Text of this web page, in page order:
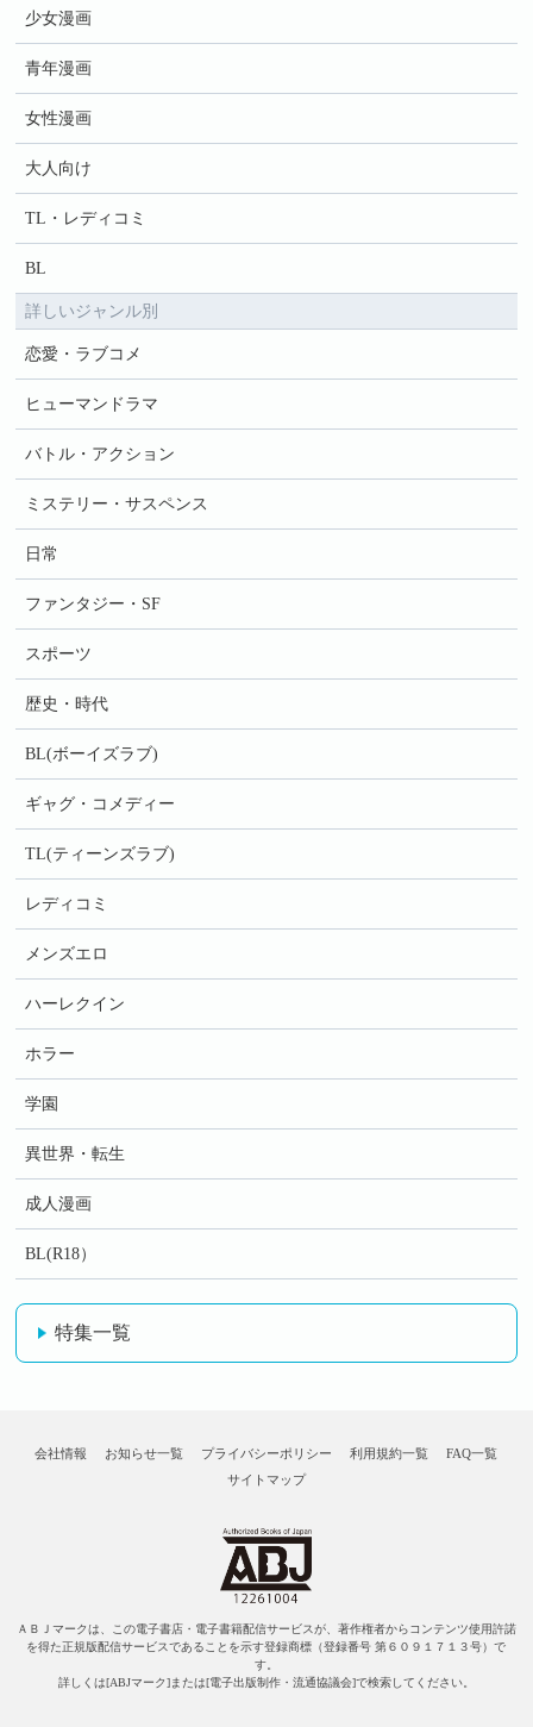
少女漫画
青年漫画
女性漫画
大人向け
TL・レディコミ
BL
詳しいジャンル別
恋愛・ラブコメ
ヒューマンドラマ
バトル・アクション
ミステリー・サスペンス
日常
ファンタジー・SF
スポーツ
歴史・時代
BL(ボーイズラブ)
ギャグ・コメディー
TL(ティーンズラブ)
レディコミ
メンズエロ
ハーレクイン
ホラー
学園
異世界・転生
成人漫画
BL(R18）
特集一覧
会社情報 お知らせ一覧 プライバシーポリシー 利用規約一覧
FAQ一覧
サイトマップ
ＡＢＪマークは、この電子書店・電子書籍配信サービスが、著作権者からコンテンツ使用許諾
を得た正規版配信サービスであることを示す登録商標（登録番号 第６０９１７１３号）で
す。
詳しくは[ABJマーク]または[電子出版制作・流通協議会]で検索してください。